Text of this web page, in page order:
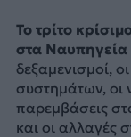
Το τρίτο
στα
δεξαμενισμοί,
συστημάτων, οι
παρεμβάσεις
και οι αλλαγές